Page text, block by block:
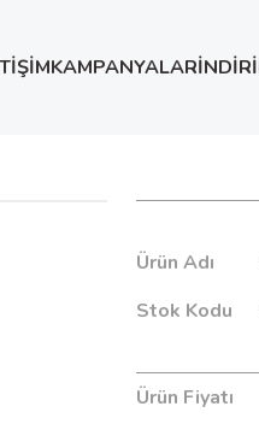
KAMPANYALAR
Ürün Adı
Stok Kodu
Ürün Fiyatı